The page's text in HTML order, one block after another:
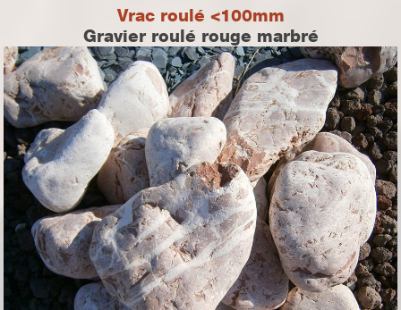
Vrac roulé <100mm
Gravier roulé rouge marbré